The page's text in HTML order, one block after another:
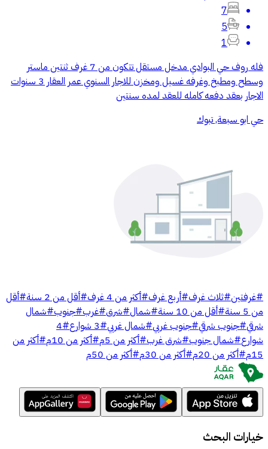
7
5
1
فله روف حي البوادي مدخل مستقل تتكون من 7 غرف ثنتين ماستر
وسطح ومطبخ وغرفه غسيل ومخزن للاجار السنوي عمر العقار 3 سنوات
الاجار بعقد دفعه كامله للعقد لمده سنتين
حي ابو سبعة, تبوك
#غرفتين#ثلاث غرف#أربع غرف#أكثر من 4 غرف #أقل من 2 سنة #أقل
من 5 سنة
#أقل من 10 سنة #شمال#شرق#غرب#جنوب#شمال
شرقي#جنوب شرقي#جنوب غربي#شمال غربي#3 شوارع #
4
شوارع#شمال جنوب#شرق غرب#أكثر من 5م #أكثر من 10م #أكثر من
15م #أكثر من 20م #أكثر من 30م #أكثر من 50م
خيارات البحث